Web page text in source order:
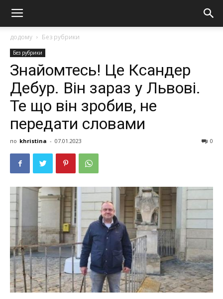
додому Без рубрики
Без рубрики
Знайомтесь! Це Ксандер
Дебур. Він зараз у Львові.
Те що він зробив, не
передати словами
по khristina - 07.01.2023 0